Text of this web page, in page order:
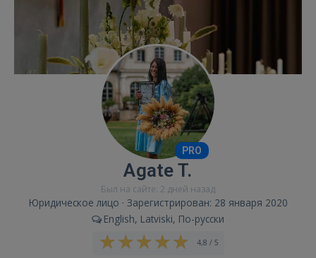
PRO
Agate T.
Был на сайте: 2 дней назад
Юридическое лицо · Зарегистрирован: 28 января 2020
English, Latviski, По-русски
4,8 / 5